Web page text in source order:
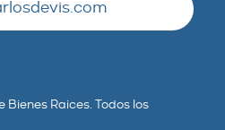
Raices. Todos los